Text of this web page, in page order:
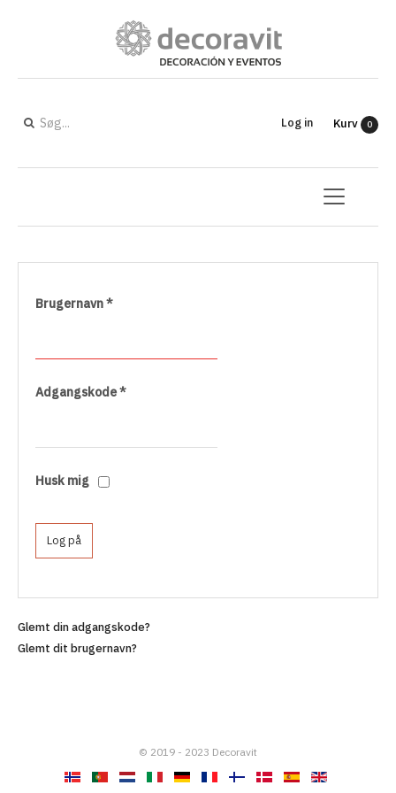
Log in Kurv 0
Brugernavn*
Adgangskode*
Husk mig
Log på
Glemt din adgangskode?
Glemt dit brugernavn?
© 2019 - 2023 Decoravit